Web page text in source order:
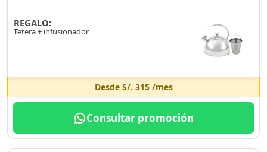
REGALO:
Tetera + infusionador
Desde S/. 315/mes
Consultar promoción